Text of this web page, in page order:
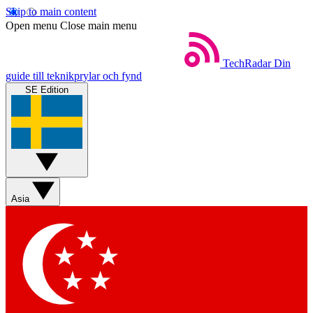
Skip to main content
Open menu Close main menu
TechRadar Din
guide till teknikprylar och fynd
SE Edition
Asia